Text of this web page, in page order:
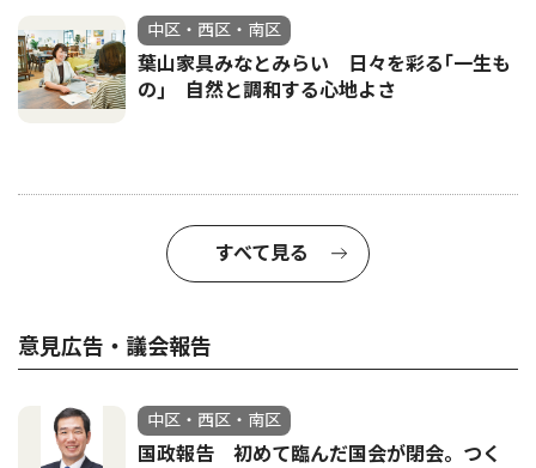
中区・西区・南区
葉山家具みなとみらい 日々を彩る｢一生も
の｣ 自然と調和する心地よさ
すべて見る
意見広告・議会報告
中区・西区・南区
国政報告 初めて臨んだ国会が閉会。つく